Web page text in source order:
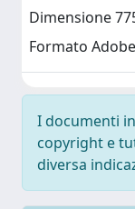
Dimensione
Formato
I documenti
copyright e
diversa